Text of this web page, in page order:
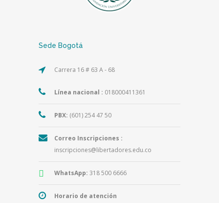
Sede Bogotá
Carrera 16 # 63 A - 68
Línea nacional : 018000411361
PBX: (601) 254 47 50
Correo Inscripciones :
inscripciones@libertadores.edu.co
WhatsApp: 318 500 6666
Horario de atención